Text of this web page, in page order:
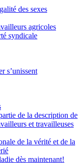
des sexes
agricoles
syndicale
s’unissent
de la description de
et travailleuses
de la vérité et de la
dès maintenant!